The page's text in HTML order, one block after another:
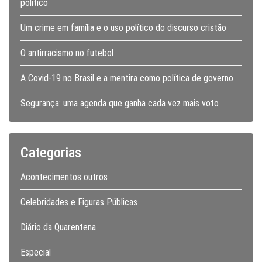
político
Um crime em família e o uso político do discurso cristão
O antirracismo no futebol
A Covid-19 no Brasil e a mentira como política de governo
Segurança: uma agenda que ganha cada vez mais voto
Categorias
Acontecimentos outros
Celebridades e Figuras Públicas
Diário da Quarentena
Especial